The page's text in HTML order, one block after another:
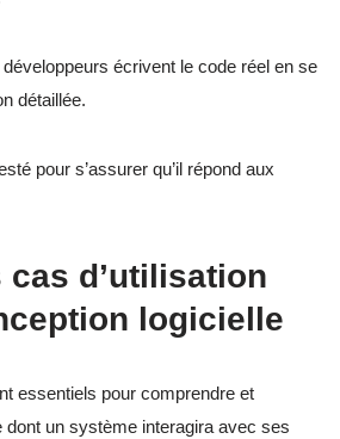
écrivent le code réel en se
détaillée.
pour s’assurer qu’il répond aux
cas d’utilisation
logicielle
essentiels pour comprendre et
dont un système interagira avec ses